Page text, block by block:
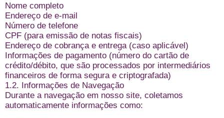
Nome completo
Endereço de e-mail
Número de telefone
CPF (para emissão de notas fiscais)
Endereço de cobrança e entrega (caso aplicável)
Informações de pagamento (número do cartão de
crédito/débito, que são processados por intermediários
financeiros de forma segura e criptografada)
1.2. Informações de Navegação
Durante a navegação em nosso site, coletamos
automaticamente informações como: